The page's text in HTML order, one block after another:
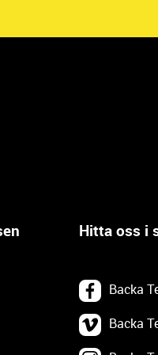
Hitta oss i
Backa
Backa